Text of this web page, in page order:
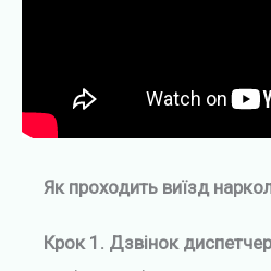
Як проходить виїзд
Крок 1. Дзвінок